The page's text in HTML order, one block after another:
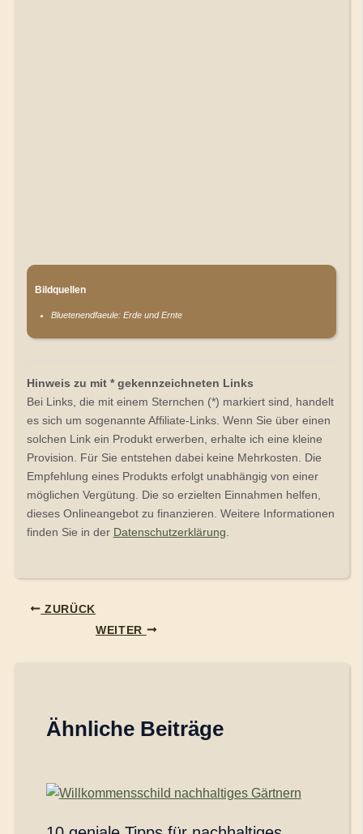
Bildquellen
Bluetenendfaeule: Erde und Ernte
Hinweis zu mit * gekennzeichneten Links
Bei Links, die mit einem Sternchen (*) markiert sind, handelt
es sich um sogenannte Affiliate-Links. Wenn Sie über einen
solchen Link ein Produkt erwerben, erhalte ich eine kleine
Provision. Für Sie entstehen dabei keine Mehrkosten. Die
Empfehlung eines Produkts erfolgt unabhängig von einer
möglichen Vergütung. Die so erzielten Einnahmen helfen,
dieses Onlineangebot zu finanzieren. Weitere Informationen
finden Sie in der Datenschutzerklärung
ZURÜCK
WEITER
Ähnliche Beiträge